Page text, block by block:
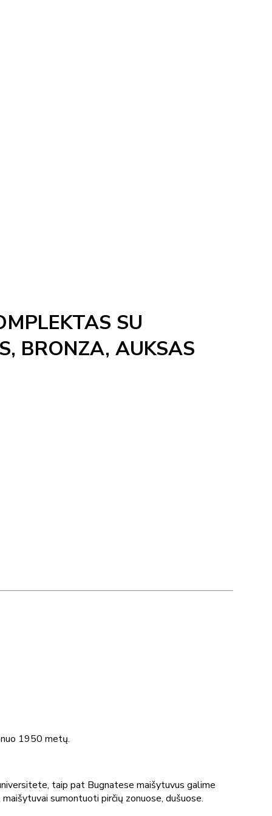
SU
BRONZA, AUKSAS
1950 metų.
taip pat Bugnatese maišytuvus galime
sumontuoti pirčių zonuose, dušuose.